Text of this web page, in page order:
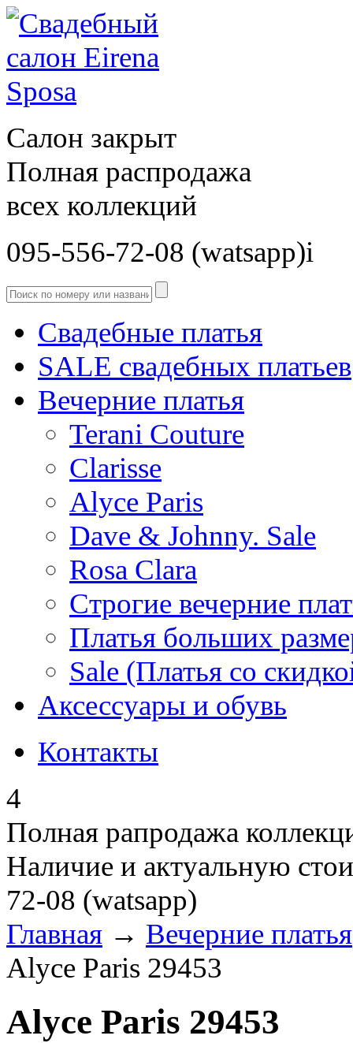
Салон закрыт
Полная распродажа
всех коллекций
095-556-72-08 (watsapp)і
Свадебные платья
SALE cвадебных платьев
Вечерние платья
Terani Couture
Clarisse
Alyce Paris
Dave & Johnny. Sale
Rosa Clara
Строгие вечерние
Платья больших
Sale (Платья со
Аксессуары и обувь
Контакты
4
Полная рапродажа
Наличие и актуальную
72-08 (watsapp)
Главная → Вечерние платья
Alyce Paris 29453
Alyce Paris 29453